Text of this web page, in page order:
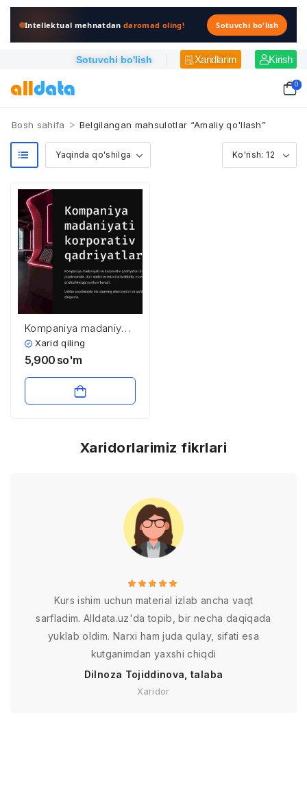
Intellektual mehnatdandaromad oling! Sotuvchi bo'lish
Sotuvchi bo'lish Xaridlarim Kirish
0
Bosh sahifa > Belgilangan mahsulotlar “Amaliy qo'llash”
Kompaniya madaniyati
va korporativ
qadriyatlar
Xarid qiling
5,900 so'm
Xaridorlarimiz fikrlari
Kurs ishim uchun material izlab ancha vaqt
sarfladim. Alldata.uz'da topib, bir necha daqiqada
yuklab oldim. Narxi ham juda qulay, sifati esa
kutganimdan yaxshi chiqdi
Dilnoza Tojiddinova, talaba
Xaridor